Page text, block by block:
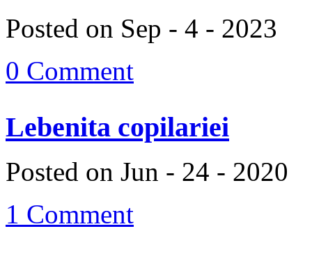
Posted on Sep - 4 - 2023
0 Comment
Lebenita copilariei
Posted on Jun - 24 - 2020
1 Comment